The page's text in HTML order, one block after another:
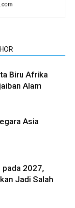
Biru Afrika
Alam
Asia
pada 2027,
Jadi Salah